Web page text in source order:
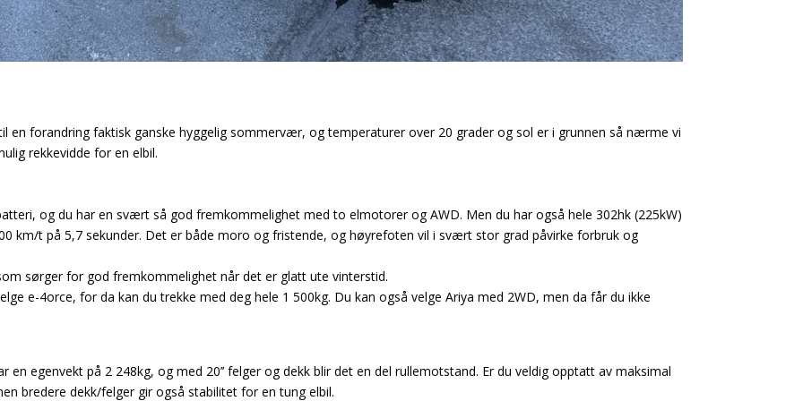
en forandring faktisk ganske hyggelig sommervær, og temperaturer over 20 grader og sol er i grunnen så nærme vi
rekkevidde for en elbil.
og du har en svært så god fremkommelighet med to elmotorer og AWD. Men du har også hele 302hk (225kW)
km/t på 5,7 sekunder. Det er både moro og fristende, og høyrefoten vil i svært stor grad påvirke forbruk og
sørger for god fremkommelighet når det er glatt ute vinterstid.
e-4orce, for da kan du trekke med deg hele 1 500kg. Du kan også velge Ariya med 2WD, men da får du ikke
egenvekt på 2 248kg, og med 20’’ felger og dekk blir det en del rullemotstand. Er du veldig opptatt av maksimal
bredere dekk/felger gir også stabilitet for en tung elbil.